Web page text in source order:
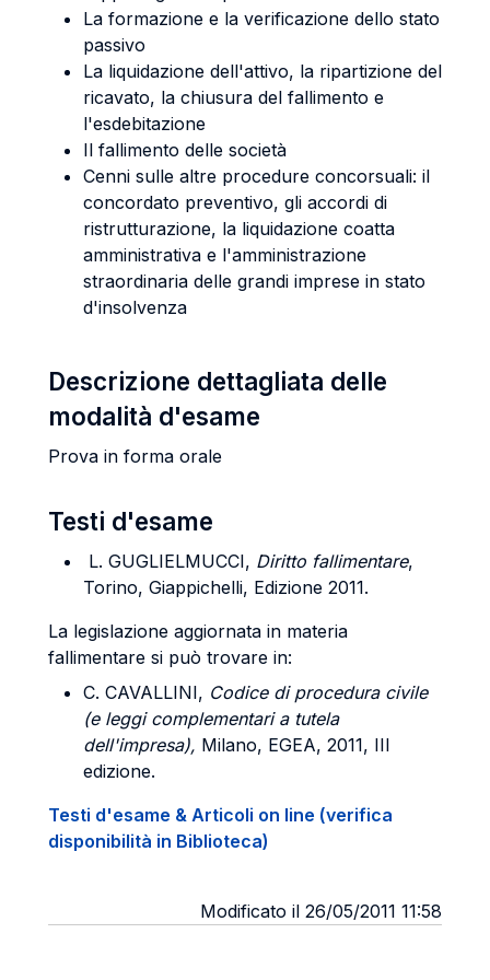
La formazione e la verificazione dello stato
passivo
La liquidazione dell'attivo, la ripartizione del
ricavato, la chiusura del fallimento e
l'esdebitazione
Il fallimento delle società
Cenni sulle altre procedure concorsuali: il
concordato preventivo, gli accordi di
ristrutturazione, la liquidazione coatta
amministrativa e l'amministrazione
straordinaria delle grandi imprese in stato
d'insolvenza
Descrizione dettagliata delle
modalità d'esame
Prova in forma orale
Testi d'esame
L. GUGLIELMUCCI, Diritto fallimentare,
Torino, Giappichelli, Edizione 2011.
La legislazione aggiornata in materia
fallimentare si può trovare in:
C. CAVALLINI, Codice di procedura civile
(e leggi complementari a tutela
dell'impresa), Milano, EGEA, 2011, III
edizione.
Testi d'esame & Articoli on line (verifica
disponibilità in Biblioteca)
Modificato il 26/05/2011 11:58